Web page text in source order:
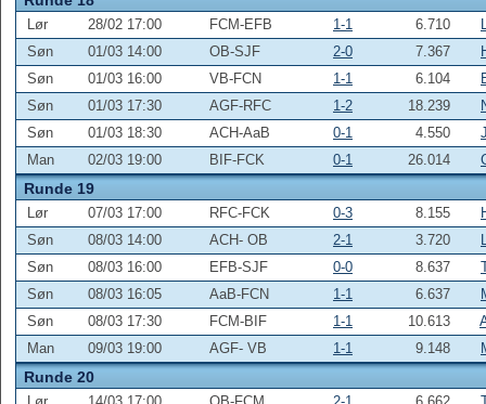
Lør 28/02 17:00 FCM-EFB 1-1 6.710
Søn
01/03 14:00 OB-SJF 2-0 7.367
Søn
01/03 16:00 VB-FCN 1-1 6.104
Søn
01/03 17:30 AGF-RFC 1-2 18.239
Søn
01/03 18:30 ACH-AaB 0-1 4.550
Man
02/03 19:00 BIF-FCK 0-1 26.014
Runde 19
Lør 07/03 17:00 RFC-FCK 0-3 8.155
Søn
08/03 14:00 ACH- OB 2-1 3.720
Søn
08/03 16:00 EFB-SJF 0-0 8.637
Søn
08/03 16:05 AaB-FCN 1-1 6.637
Søn
08/03 17:30 FCM-BIF 1-1 10.613
Man
09/03 19:00 AGF- VB 1-1 9.148
Runde 20